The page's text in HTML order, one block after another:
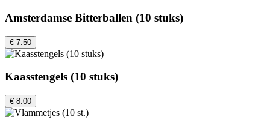
Amsterdamse Bitterballen (10 stuks)
€ 7.50
Kaasstengels (10 stuks)
€ 8.00